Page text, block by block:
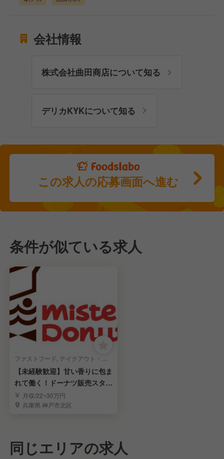
会社情報
株式会社曲田商店について知る
デリカKYKについて知る
この求人の応募画面へ進む
条件が似ている求人
ファストフード, テイクアウト・惣菜・弁当屋 | キッチンスタッフ
【未経験歓迎】甘い香りに包ま
れて働く！ドーナツ販売スタッ
フ 月収/22~30万円
兵庫県 神戸市北区
同じエリアの求人